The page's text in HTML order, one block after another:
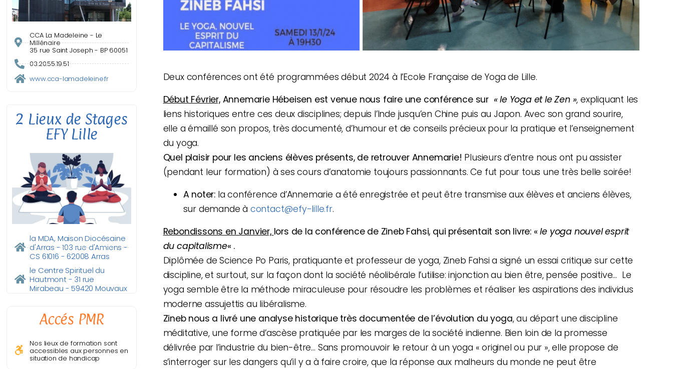
CCA La Madeleine - Le
Millénaire
35 rue Saint Joseph - BP 60051
03.20.55.19.51
www.cca-lamadeleine.fr
2 Lieux de Stages
EFY Lille
la MDA, Maison Diocésaine
d'Arras - 103 rue d'Amiens -
CS 61016 - 62008 Arras
le Centre Spirituel du
Hautmont - 31 rue
Mirabeau - 59420 Mouvaux
Accés PMR
Nos lieux de formation sont
accessibles aux personnes en
situation de handicap
Deux conférences ont été programmées début 2024 à l’Ecole Française de Yoga de Lille.
Début Février,Annemarie Hébeisen est venue nous faire une conférence sur « le Yoga et le Zen », expliquant les
liens historiques entre ces deux disciplines; depuis l’Inde jusqu’en Chine puis au Japon. Avec son grand sourire,
elle a émaillé son propos, très documenté, d’humour et de conseils précieux pour la pratique et l’enseignement
du yoga.
Quel plaisir pour les anciens élèves présents, de retrouver Annemarie! Plusieurs d’entre nous ont pu assister
(pendant leur formation) à ses cours d’anatomie toujours passionnants. Ce fut pour tous une très belle soirée!
A noter: la conférence d’Annemarie a été enregistrée et peut être transmise aux élèves et anciens élèves,
sur demande à contact@efy-lille.fr.
Rebondissons en Janvier, lors de la conférence de Zineb Fahsi, qui présentait son livre: «le yoga nouvel esprit
du capitalisme« .
Diplômée de Science Po Paris, pratiquante et professeur de yoga, Zineb Fahsi a signé un essai critique sur cette
discipline, et surtout, sur la façon dont la société néolibérale l’utilise: injonction au bien être, pensée positive… Le
yoga semble être la méthode miraculeuse pour résoudre les problèmes et réaliser les aspirations des individus
moderne assujettis au libéralisme.
Zineb nous a livré une analyse historique très documentée de l’évolution du yoga, au départ une discipline
méditative, une forme d’ascèse pratiquée par les marges de la société indienne. Bien loin de la promesse
délivrée par l’industrie du bien-être… Sans promouvoir le retour à un yoga « originel ou pur », elle propose de
s’interroger sur les dangers qu’il y a à faire croire, que la réponse aux malheurs du monde ne peut être